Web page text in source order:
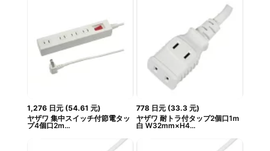
1,276 日元(54.61 元)
ヤザワ 集中スイッチ付節電タッ
プ4個口2m...
778 日元 (33.3 元)
ヤザワ 耐トラ付タップ2個口1m
白 W32mm×H4...